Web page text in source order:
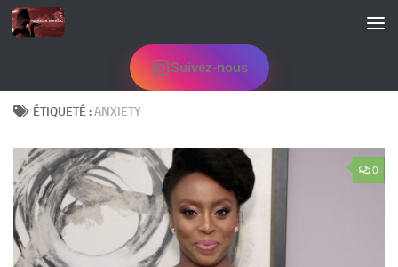
Skip to content
Suivez-nous
ÉTIQUETÉ :ANXIETY
0